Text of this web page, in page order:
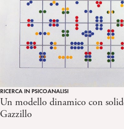
RICERCA IN PSICOANALISI
Un modello dinamico con
Gazzillo